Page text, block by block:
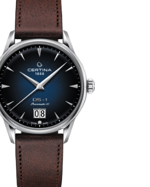
EDICE
WHATSAPP
9:00–18:00+420 775 138 346